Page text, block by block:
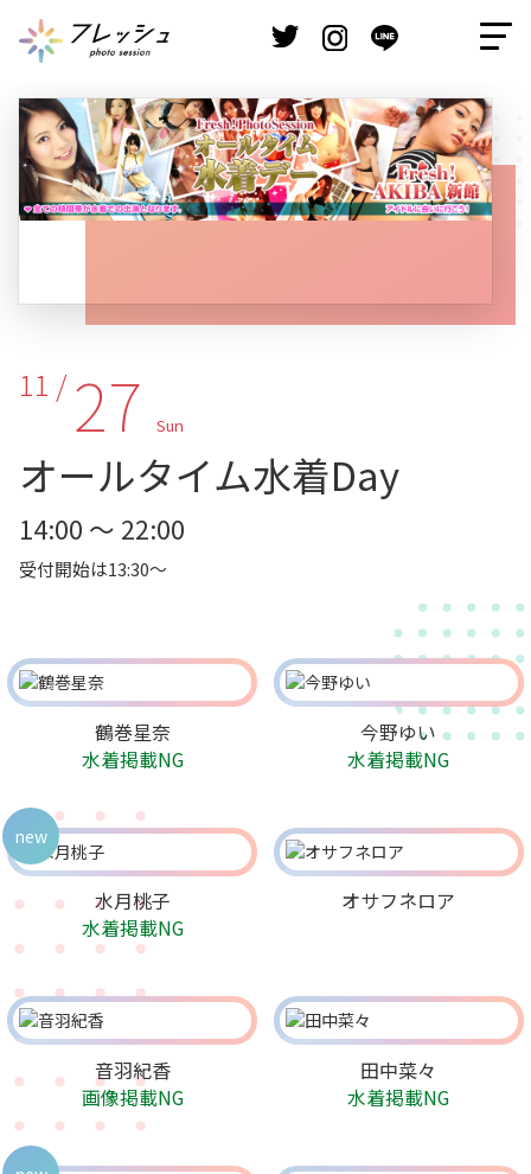
11 / 27 Sun
オールタイム水着Day
14:00 ～ 22:00
受付開始は13:30～
鶴巻星奈
水着掲載NG
今野ゆい
水着掲載NG
水月桃子
水着掲載NG
new
オサフネロア
音羽紀香
画像掲載NG
田中菜々
水着掲載NG